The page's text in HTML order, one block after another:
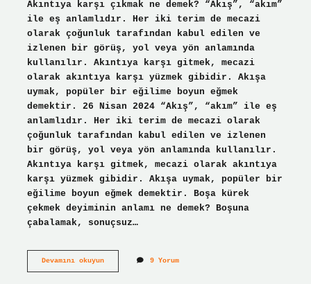
Akıntıya karşı çıkmak ne demek? “Akış”, “akım”
ile eş anlamlıdır. Her iki terim de mecazi
olarak çoğunluk tarafından kabul edilen ve
izlenen bir görüş, yol veya yön anlamında
kullanılır. Akıntıya karşı gitmek, mecazi
olarak akıntıya karşı yüzmek gibidir. Akışa
uymak, popüler bir eğilime boyun eğmek
demektir. 26 Nisan 2024 “Akış”, “akım” ile eş
anlamlıdır. Her iki terim de mecazi olarak
çoğunluk tarafından kabul edilen ve izlenen
bir görüş, yol veya yön anlamında kullanılır.
Akıntıya karşı gitmek, mecazi olarak akıntıya
karşı yüzmek gibidir. Akışa uymak, popüler bir
eğilime boyun eğmek demektir. Boşa kürek
çekmek deyiminin anlamı ne demek? Boşuna
çabalamak, sonuçsuz…
Devamını okuyunAkıntıya
9 Yorum